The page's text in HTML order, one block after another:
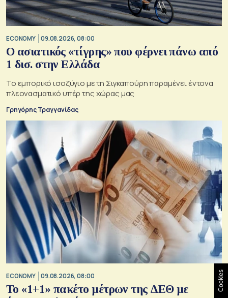
ECONOMY 09.08.2026, 08:00
Ο ασιατικός «τίγρης» που φέρνει πάνω από
1 δισ. στην Ελλάδα
Το εμπορικό ισοζύγιο με τη Σιγκαπούρη παραμένει έντονα
πλεονασματικό υπέρ της χώρας μας
Γρηγόρης Τραγγανίδας
ECONOMY 09.08.2026, 08:00
Το «1+1» πακέτο μέτρων της ΔΕΘ με
Cookies